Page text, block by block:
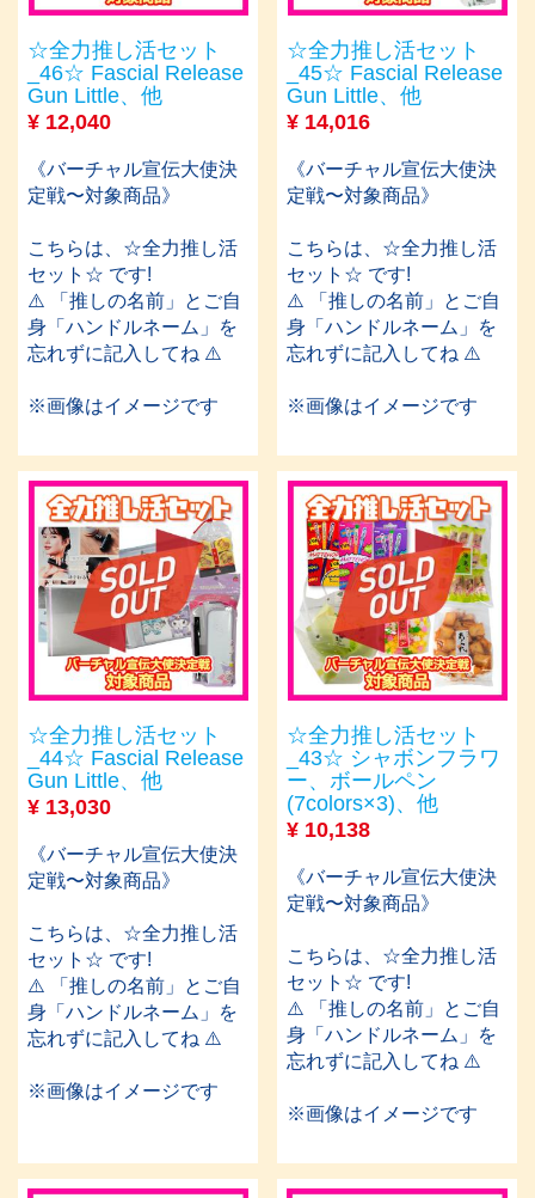
☆全力推し活セット
_46☆ Fascial Release
Gun Little、他
¥ 12,040
《バーチャル宣伝大使決
定戦〜対象商品》
こちらは、☆全力推し活
セット☆ です!
⚠️ 「推しの名前」とご自
身「ハンドルネーム」を
忘れずに記入してね ⚠️
※画像はイメージです
☆全力推し活セット
_45☆ Fascial Release
Gun Little、他
¥ 14,016
《バーチャル宣伝大使決
定戦〜対象商品》
こちらは、☆全力推し活
セット☆ です!
⚠️ 「推しの名前」とご自
身「ハンドルネーム」を
忘れずに記入してね ⚠️
※画像はイメージです
☆全力推し活セット
_44☆ Fascial Release
Gun Little、他
¥ 13,030
《バーチャル宣伝大使決
定戦〜対象商品》
こちらは、☆全力推し活
セット☆ です!
⚠️ 「推しの名前」とご自
身「ハンドルネーム」を
忘れずに記入してね ⚠️
※画像はイメージです
☆全力推し活セット
_43☆ シャボンフラワ
ー、ボールペン
(7colors×3)、他
¥ 10,138
《バーチャル宣伝大使決
定戦〜対象商品》
こちらは、☆全力推し活
セット☆ です!
⚠️ 「推しの名前」とご自
身「ハンドルネーム」を
忘れずに記入してね ⚠️
※画像はイメージです